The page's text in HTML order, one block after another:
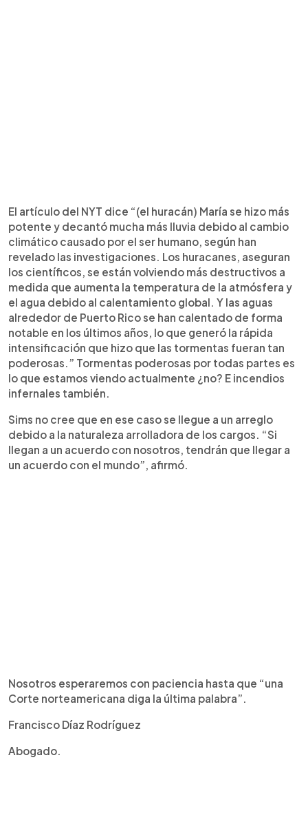
El artículo del NYT dice “(el huracán) María se hizo más
potente y decantó mucha más lluvia debido al cambio
climático causado por el ser humano, según han
revelado las investigaciones. Los huracanes, aseguran
los científicos, se están volviendo más destructivos a
medida que aumenta la temperatura de la atmósfera y
el agua debido al calentamiento global. Y las aguas
alrededor de Puerto Rico se han calentado de forma
notable en los últimos años, lo que generó la rápida
intensificación que hizo que las tormentas fueran tan
poderosas.” Tormentas poderosas por todas partes es
lo que estamos viendo actualmente ¿no? E incendios
infernales también.
Sims no cree que en ese caso se llegue a un arreglo
debido a la naturaleza arrolladora de los cargos. “Si
llegan a un acuerdo con nosotros, tendrán que llegar a
un acuerdo con el mundo”, afirmó.
Nosotros esperaremos con paciencia hasta que “una
Corte norteamericana diga la última palabra”.
Francisco Díaz Rodríguez
Abogado.